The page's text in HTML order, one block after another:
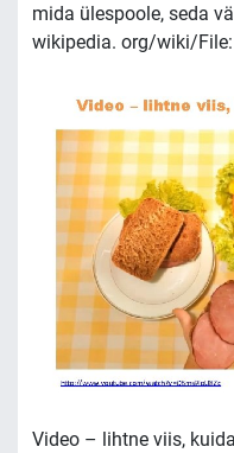
mida ülespoole, seda
wikipedia. org/wiki/
Video – lihtne viis,